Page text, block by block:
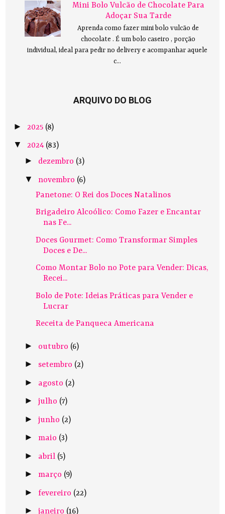
Mini Bolo Vulcão de Chocolate Para
Adoçar Sua Tarde
Aprenda como fazer mini bolo vulcão de
chocolate . É um bolo caseiro , porção
individual, ideal para pedir no delivery e acompanhar aquele
c...
ARQUIVO DO BLOG
► 2025 (8)
▼2024 (83)
► dezembro (3)
▼ novembro (6)
Panetone: O Rei dos Doces Natalinos
Brigadeiro Alcoólico: Como Fazer e Encantar
nas Fe...
Doces Gourmet: Como Transformar Simples
Doces e De...
Como Montar Bolo no Pote para Vender: Dicas,
Recei...
Bolo de Pote: Ideias Práticas para Vender e
Lucrar
Receita de Panqueca Americana
► outubro (6)
► setembro (2)
► agosto (2)
► julho (7)
► junho (2)
► maio (3)
► abril (5)
► março (9)
► fevereiro (22)
► janeiro (16)